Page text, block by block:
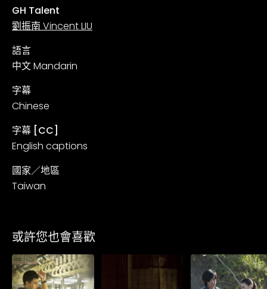
GH Talent
劉振南 Vincent LIU
語言
中文 Mandarin
字幕
Chinese
字幕 [CC]
English captions
國家／地區
Taiwan
或許您也會喜歡